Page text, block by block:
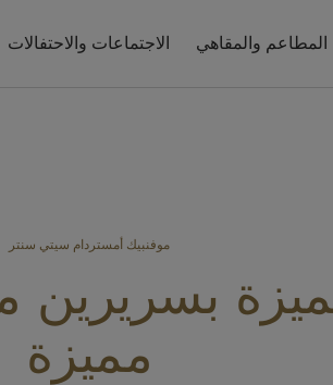
المطاعم والمقاهي الاجتماعات والاحتفالات
موفنبيك أمستردام سيتي سنتر
بسريرين
مميزة